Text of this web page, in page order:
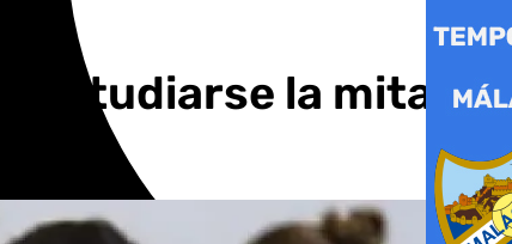
estudiarse la mitad